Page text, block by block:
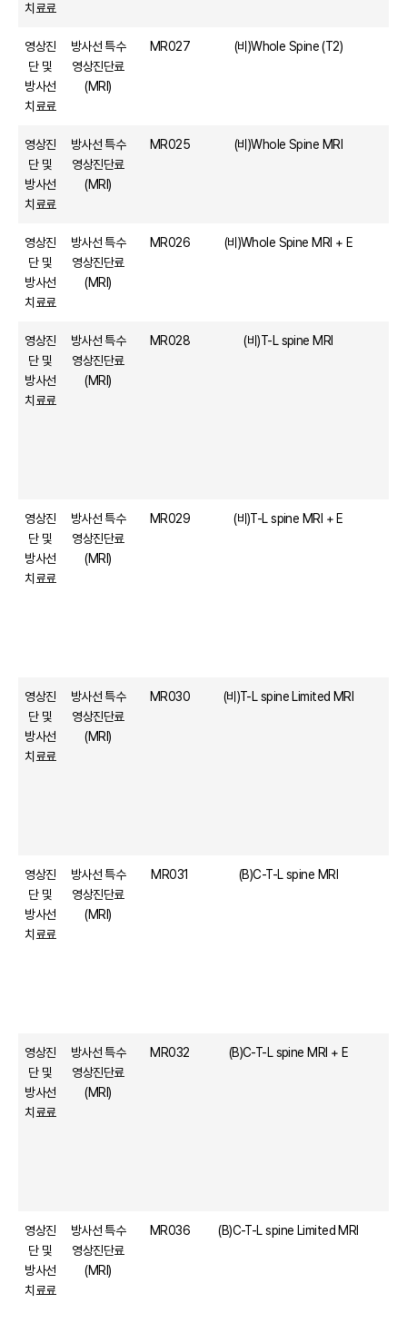
치료료
영상진
단 및
방사선
치료료
방사선 특수
영상진단료
(MRI)
MR027 (비)Whole Spine (T2)
영상진
단 및
방사선
치료료
방사선 특수
영상진단료
(MRI)
MR025 (비)Whole Spine MRI
영상진
단 및
방사선
치료료
방사선 특수
영상진단료
(MRI)
MR026 (비)Whole Spine MRI + E
영상진
단 및
방사선
치료료
방사선 특수
영상진단료
(MRI)
MR028 (비)T-L spine MRI
영상진
단 및
방사선
치료료
방사선 특수
영상진단료
(MRI)
MR029 (비)T-L spine MRI + E
영상진
단 및
방사선
치료료
방사선 특수
영상진단료
(MRI)
MR030 (비)T-L spine Limited MRI
영상진
단 및
방사선
치료료
방사선 특수
영상진단료
(MRI)
MR031 (B)C-T-L spine MRI
영상진
단 및
방사선
치료료
방사선 특수
영상진단료
(MRI)
MR032 (B)C-T-L spine MRI + E
영상진
단 및
방사선
치료료
방사선 특수
영상진단료
(MRI)
MR036 (B)C-T-L spine Limited MRI